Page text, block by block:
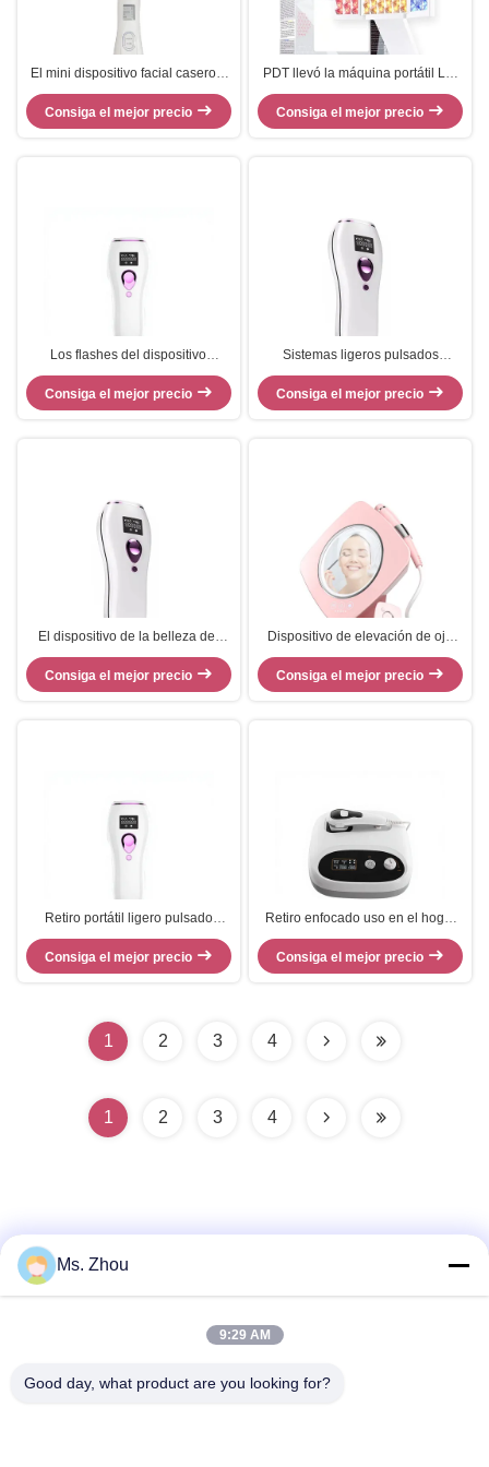
El mini dispositivo facial casero/6
de la belleza colorea el Massager
llevado ultrasónico de la cara del
fotón de las luces
Consiga el mejor precio
PDT llevó la máquina portátil L5-
Alina del rejuvenecimiento de la
piel para la máquina de la belleza
Consiga el mejor precio
Los flashes del dispositivo
990000 de la belleza del uso en
el hogar del retiro del pelo
encienden el dispositivo de la
Consiga el mejor precio
Sistemas ligeros pulsados
intensos del uso en el hogar del
dispositivo seguro de la belleza
área grande del tratamiento
Consiga el mejor precio
El dispositivo de la belleza del
uso en el hogar de la CA 220V
modificó el equipo permanente
del retiro para requisitos
Consiga el mejor precio
Dispositivo de elevación de ojo
mágico ME02 de la
radiofrecuencia del Rf del
dispositivo de la belleza del uso
Consiga el mejor precio
Retiro portátil ligero pulsado
intenso de la arruga del
rejuvenecimiento de la piel del
dispositivo de la belleza del uso
Consiga el mejor precio
Retiro enfocado uso en el hogar
HF119 de la arruga del
rejuvenecimiento de la piel de la
máquina de la belleza de HIFU
Consiga el mejor precio
1 2 3 4
1 2 3 4
Camino de No.58 Dazhuang, calle de TianGongYuan,
Ms. Zhou
9:29 AM
Good day, what product are you looking for?